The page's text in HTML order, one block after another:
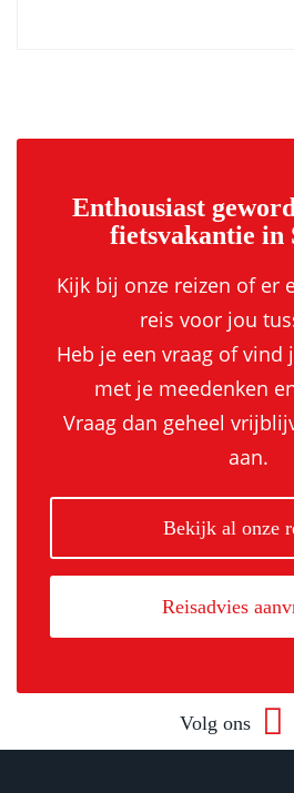
Enthousiast
fietsvakantie in
Kijk bij onze reizen of er
reis voor jou
Heb je een vraag of vind
met je meedenken
Vraag dan geheel
aan.
Bekijk al onze
Reisadvies
Volg ons